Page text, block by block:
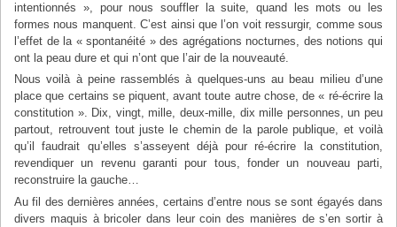
intentionnés », pour nous souffler la suite, quand les mots ou les
formes nous manquent. C’est ainsi que l’on voit ressurgir, comme sous
l’effet de la « spontanéité » des agrégations nocturnes, des notions qui
ont la peau dure et qui n’ont que l’air de la nouveauté.
Nous voilà à peine rassemblés à quelques-uns au beau milieu d’une
place que certains se piquent, avant toute autre chose, de « ré-écrire la
constitution ». Dix, vingt, mille, deux-mille, dix mille personnes, un peu
partout, retrouvent tout juste le chemin de la parole publique, et voilà
qu’il faudrait qu’elles s’asseyent déjà pour ré-écrire la constitution,
revendiquer un revenu garanti pour tous, fonder un nouveau parti,
reconstruire la gauche…
Au fil des dernières années, certains d’entre nous se sont égayés dans
divers maquis à bricoler dans leur coin des manières de s’en sortir à